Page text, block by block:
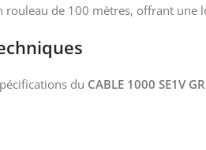
rouleau de 100 mètres, offrant
du CABLE 1000 SE1V